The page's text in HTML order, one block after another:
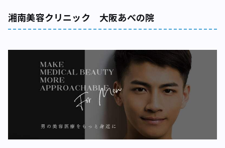
湘南美容クリニック 大阪あべの院